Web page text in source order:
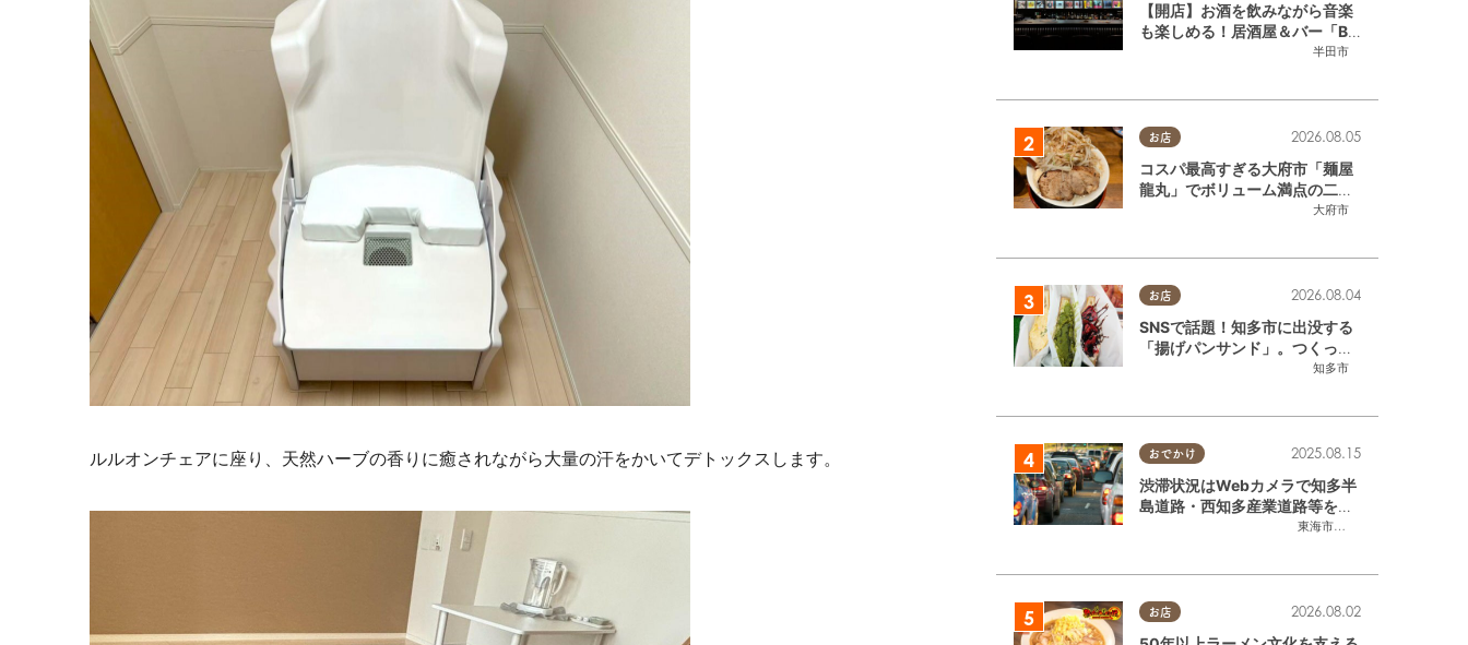
ルルオンチェアに座り、天然ハーブの香りに癒されながら大量の汗をかいてデトックスします。
半田市
【開店】お酒を飲みながら音楽
も楽しめる！居酒屋＆バー「BL
OOMY（ブルーミー）」が7/3
お店
大府市
2026.08.05
コスパ最高すぎる大府市「麺屋
龍丸」でボリューム満点の二郎
系ラーメンを堪能してきた
お店
知多市
2026.08.04
SNSで話題！知多市に出没する
「揚げパンサンド」。つくって
いるのはお祭りお兄さん!?【ち
おでかけ
東海市
,大府市
2025.08.15
渋滞状況はWebカメラで知多半
島道路・西知多産業道路等をチ
お店 2026.08.02